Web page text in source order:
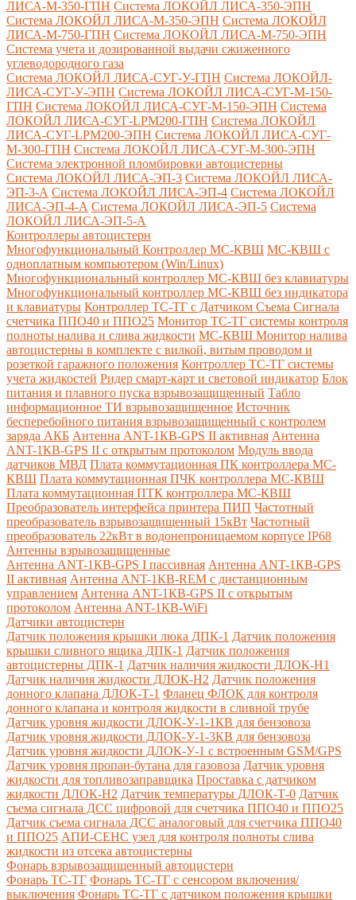
ЛИСА-М-350-ГПН Система ЛОКОЙЛ ЛИСА-350-ЭПН
Система ЛОКОЙЛ ЛИСА-М-350-ЭПН Система ЛОКОЙЛ
ЛИСА-М-750-ГПН Система ЛОКОЙЛ ЛИСА-М-750-ЭПН
Система учета и дозированной выдачи сжиженного
углеводородного газа
Система ЛОКОЙЛ ЛИСА-СУГ-У-ГПН Система ЛОКОЙЛ-
ЛИСА-СУГ-У-ЭПН Система ЛОКОЙЛ ЛИСА-СУГ-М-150-
ГПН Система ЛОКОЙЛ ЛИСА-СУГ-М-150-ЭПН Система
ЛОКОЙЛ ЛИСА-СУГ-LPM200-ГПН Система ЛОКОЙЛ
ЛИСА-СУГ-LPM200-ЭПН Система ЛОКОЙЛ ЛИСА-СУГ-
М-300-ГПН Система ЛОКОЙЛ ЛИСА-СУГ-М-300-ЭПН
Система электронной пломбировки автоцистерны
Система ЛОКОЙЛ ЛИСА-ЭП-3 Система ЛОКОЙЛ ЛИСА-
ЭП-3-А Система ЛОКОЙЛ ЛИСА-ЭП-4 Система ЛОКОЙЛ
ЛИСА-ЭП-4-А Система ЛОКОЙЛ ЛИСА-ЭП-5 Система
ЛОКОЙЛ ЛИСА-ЭП-5-А
Контроллеры автоцистерн
Многофункциональный Контроллер МС-КВШ МС-КВШ с
одноплатным компьютером (Win/Linux)
Многофункциональный контроллер МС-КВШ без клавиатуры
Многофункциональный контроллер МС-КВШ без индикатора
и клавиатуры Контроллер ТС-ТГ с Датчиком Съема Сигнала
счетчика ППО40 и ППО25 Монитор ТС-ТГ системы контроля
полноты налива и слива жидкости МС-КВШ Монитор налива
автоцистерны в комплекте с вилкой, витым проводом и
розеткой гаражного положения Контроллер ТС-ТГ системы
учета жидкостей Ридер смарт-карт и световой индикатор Блок
питания и плавного пуска взрывозащищенный Табло
информационное ТИ взрывозащищенное Источник
бесперебойного питания взрывозащищенный с контролем
заряда АКБ Антенна ANT-1КВ-GPS II активная Антенна
ANT-1КВ-GPS II с открытым протоколом Модуль ввода
датчиков МВД Плата коммутационная ПК контроллера МС-
КВШ Плата коммутационная ПЧК контроллера МС-КВШ
Плата коммутационная ПТК контроллера МС-КВШ
Преобразователь интерфейса принтера ПИП Частотный
преобразователь взрывозащищенный 15кВт Частотный
преобразователь 22кВт в водонепроницаемом корпусе IP68
Антенны взрывозащищенные
Антенна ANT-1КВ-GPS I пассивная Антенна ANT-1КВ-GPS
II активная Антенна ANT-1КВ-REM c дистанционным
управлением Антенна ANT-1КВ-GPS II с открытым
протоколом Антенна ANT-1КВ-WiFi
Датчики автоцистерн
Датчик положения крышки люка ДПК-1 Датчик положения
крышки сливного ящика ДПК-1 Датчик положения
автоцистерны ДПК-1 Датчик наличия жидкости ДЛОК-Н1
Датчик наличия жидкости ДЛОК-Н2 Датчик положения
донного клапана ДЛОК-Т-1 Фланец ФЛОК для контроля
донного клапана и контроля жидкости в сливной трубе
Датчик уровня жидкости ДЛОК-У-1-1КВ для бензовоза
Датчик уровня жидкости ДЛОК-У-1-3КВ для бензовоза
Датчик уровня жидкости ДЛОК-У-1 с встроенным GSM/GPS
Датчик уровня пропан-бутана для газовоза Датчик уровня
жидкости для топливозаправщика Проставка с датчиком
жидкости ДЛОК-Н2 Датчик температуры ДЛОК-Т-0 Датчик
съема сигнала ДСС цифровой для счетчика ППО40 и ППО25
Датчик съема сигнала ДСС аналоговый для счетчика ППО40
и ППО25 АПИ-СЕНС узел для контроля полноты слива
жидкости из отсека автоцистерны
Фонарь взрывозащищенный автоцистерн
Фонарь ТС-ТГ Фонарь ТС-ТГ с сенсором включения/
выключения Фонарь ТС-ТГ с датчиком положения крышки